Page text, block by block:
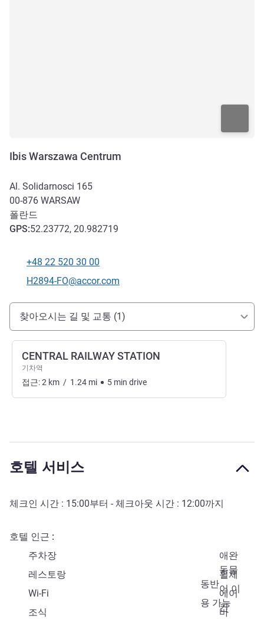
Ibis Warszawa Centrum
Al. Solidarnosci 165
00-876 WARSAW
폴란드
GPS:52.23772, 20.982719
전화
+48 22 520 30 00
E-mail
H2894-FO@accor.com
호텔 접근 및 교통
찾아오시는 길 및 교통 (1)
CENTRAL RAILWAY STATION
기차역
접근:2 km / 1.24 mi 5 min drive
호텔 서비스
체크인 시간 : 15:00부터 - 체크아웃 시간 : 12:00까지
호텔 인근
주차장
애완
동물
동반
레스토랑
휠체
어 이
용 가능
Wi-Fi
에어
컨
조식 바